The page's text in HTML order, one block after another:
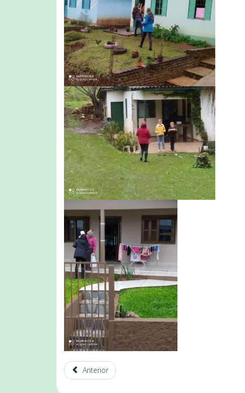
Anterior